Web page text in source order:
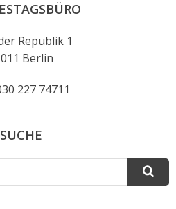
Republik 1
Berlin
227 74711
SUCHE